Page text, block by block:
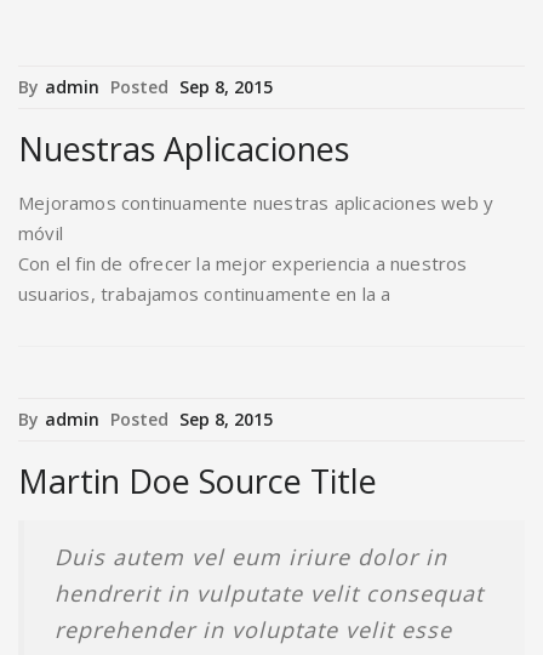
By admin Posted Sep 8, 2015
Nuestras Aplicaciones
Mejoramos continuamente nuestras aplicaciones web y
móvil
Con el fin de ofrecer la mejor experiencia a nuestros
usuarios, trabajamos continuamente en la a
By admin Posted Sep 8, 2015
Martin Doe Source Title
Duis autem vel eum iriure dolor in
hendrerit in vulputate velit consequat
reprehender in voluptate velit esse